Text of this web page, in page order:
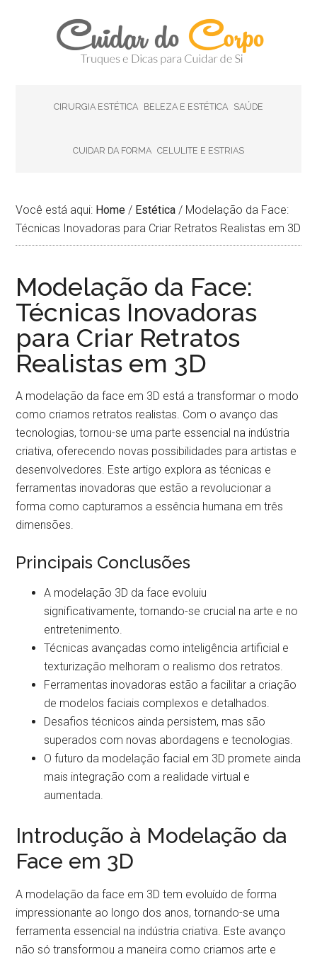
CIRURGIA ESTÉTICA BELEZA E ESTÉTICA SAÚDE
CUIDAR DA FORMA CELULITE E ESTRIAS
Você está aqui: Home / Estética / Modelação da Face:
Técnicas Inovadoras para Criar Retratos Realistas em 3D
Modelação da Face:
Técnicas Inovadoras
para Criar Retratos
Realistas em 3D
A modelação da face em 3D está a transformar o modo
como criamos retratos realistas. Com o avanço das
tecnologias, tornou-se uma parte essencial na indústria
criativa, oferecendo novas possibilidades para artistas e
desenvolvedores. Este artigo explora as técnicas e
ferramentas inovadoras que estão a revolucionar a
forma como capturamos a essência humana em três
dimensões.
Principais Conclusões
A modelação 3D da face evoluiu
significativamente, tornando-se crucial na arte e no
entretenimento.
Técnicas avançadas como inteligência artificial e
texturização melhoram o realismo dos retratos.
Ferramentas inovadoras estão a facilitar a criação
de modelos faciais complexos e detalhados.
Desafios técnicos ainda persistem, mas são
superados com novas abordagens e tecnologias.
O futuro da modelação facial em 3D promete ainda
mais integração com a realidade virtual e
aumentada.
Introdução à Modelação da
Face em 3D
A modelação da face em 3D tem evoluído de forma
impressionante ao longo dos anos, tornando-se uma
ferramenta essencial na indústria criativa. Este avanço
não só transformou a maneira como criamos arte e